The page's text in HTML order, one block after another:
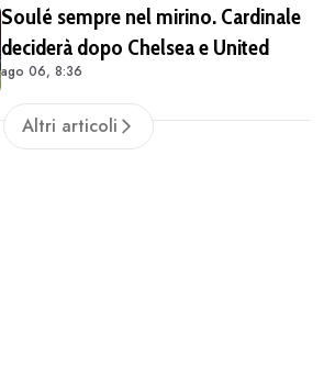
Soulé sempre nel mirino. Cardinale
deciderà dopo Chelsea e United
ago 06, 8:36
Altri articoli